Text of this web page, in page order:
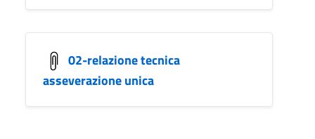
02-relazione tecnica
asseverazione unica